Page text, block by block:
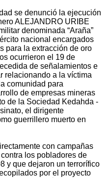
se denunció la ejecución
ALEJANDRO URIBE
denominada “Araña”
nacional encargados
para la extracción de oro
ocurrieron el 19 de
de señalamientos e
relacionando a la víctima
comunidad para
de empresas mineras
de la Sociedad Kedahda -
el dirigente
guerrillero muerto en
con campañas
los pobladores de
y que dejaron un terrorífico
por el proyecto